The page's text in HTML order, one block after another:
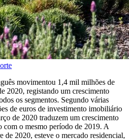
movimentou 1,4 mil milhões de
2020, registando um crescimento
os segmentos. Segundo várias
de euros de investimento imobiliário
de 2020 traduzem um crescimento
o mesmo período de 2019. A
de 2020, esteve o mercado residencial,